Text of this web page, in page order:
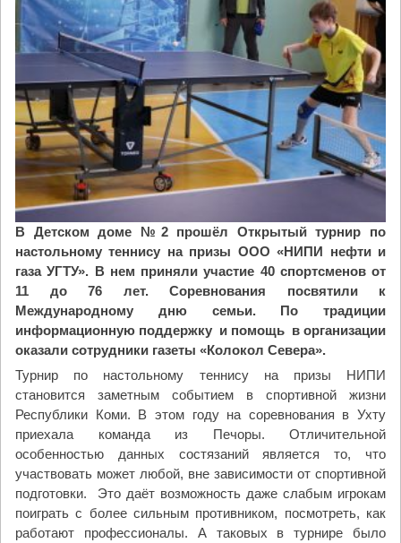
а
г
о
в
е
р
н
г
и
м
и
т
р
и
с
к
о
г
о
"
В Детском доме №2 прошёл Открытый турнир по
настольному теннису на призы ООО «НИПИ нефти и
газа УГТУ». В нем приняли участие 40 спортсменов от
11 до 76 лет. Соревнования посвятили к
Международному дню семьи. По традиции
информационную поддержку и помощь в организации
оказали сотрудники газеты «Колокол Севера».
Турнир по настольному теннису на призы НИПИ
становится заметным событием в спортивной жизни
Республики Коми. В этом году на соревнования в Ухту
приехала команда из Печоры. Отличительной
особенностью данных состязаний является то, что
участвовать может любой, вне зависимости от спортивной
подготовки. Это даёт возможность даже слабым игрокам
поиграть с более сильным противником, посмотреть, как
работают профессионалы. А таковых в турнире было